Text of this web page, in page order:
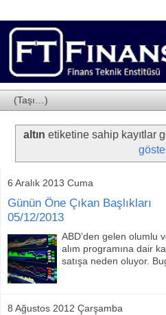
altın etiketine sahip kayıtlar
6 Aralık 2013 Cuma
Günün Öne Çıkan Başlıkları
05/12/2013
ABD’den gelen olumlu
alım programına dair
satışa neden oluyor.
8 Ağustos 2012 Çarşamba